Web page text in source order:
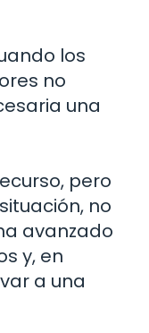
los
no
una
pero
no
avanzado
y, en
a una